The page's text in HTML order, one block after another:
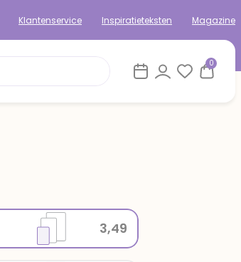
Klantenservice Inspiratieteksten Magazine
0
3,49